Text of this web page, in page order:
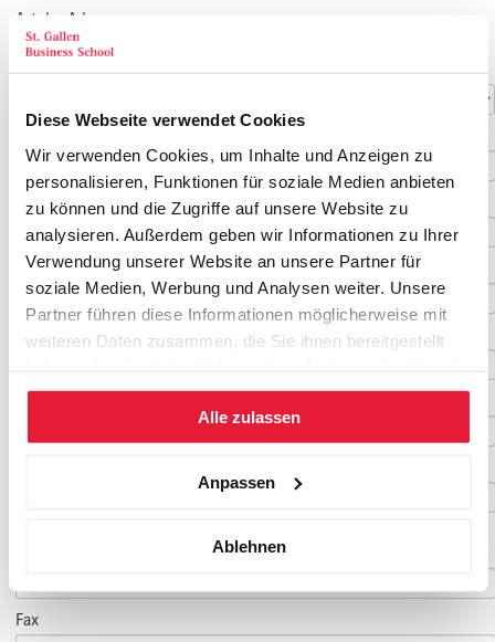
Diese Webseite verwendet Cookies
Wir verwenden Cookies, um Inhalte und Anzeigen zu
personalisieren, Funktionen für soziale Medien anbieten
zu können und die Zugriffe auf unsere Website zu
analysieren. Außerdem geben wir Informationen zu Ihrer
Verwendung unserer Website an unsere Partner für
soziale Medien, Werbung und Analysen weiter. Unsere
Partner führen diese Informationen möglicherweise mit
weiteren Daten zusammen, die Sie ihnen bereitgestellt
gesammelt haben.
Alle zulassen
Anpassen
Ablehnen
Art der Adresse
Kontaktdaten
Anrede*
Vorname*
Nachname*
Geburtsdatum
Fax